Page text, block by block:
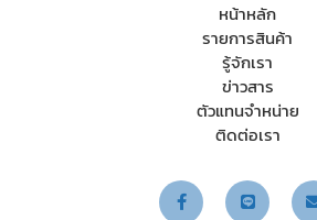
หน้าหลัก
รายการสินค้า
รู้จักเรา
ข่าวสาร
ตัวแทนจำหน่าย
ติดต่อเรา